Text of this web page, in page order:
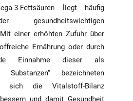
3-Fettsäuren liegt häufig
gesundheitswichtigen
einer erhöhten Zufuhr über
Ernährung oder durch
Einnahme dieser als
Substanzen“ bezeichneten
sich die Vitalstoff-Bilanz
und damit Gesundheit